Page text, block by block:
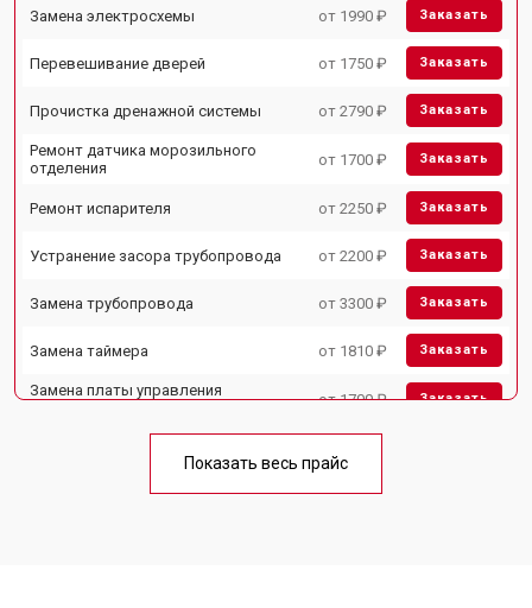
Замена электросхемы от 1990 ₽ Заказать
Перевешивание дверей от 1750 ₽ Заказать
Прочистка дренажной системы от 2790 ₽ Заказать
Ремонт датчика морозильного
отделения
от 1700 ₽ Заказать
Ремонт испарителя от 2250 ₽ Заказать
Устранение засора трубопровода от 2200 ₽ Заказать
Замена трубопровода от 3300 ₽ Заказать
Замена таймера от 1810 ₽ Заказать
Замена платы управления
от 1700 ₽ Заказать
Ремонт/замена датчика
Замена термостата от 1700 ₽
Показать весь прайс